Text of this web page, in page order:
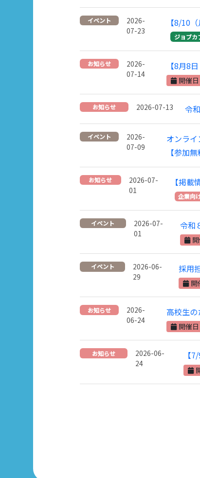
イベント
2026-
07-23
【8/10
ジョブカ
お知らせ
2026-
07-14
【8月8
開催
お知らせ 2026-07-13 令
イベント
2026-
07-09
オンラ
【参加無
お知らせ
2026-07-
01
【掲
企業向
イベント
2026-07-
01
令和
イベント
2026-06-
29
採用
開
お知らせ
2026-
06-24
高校生
開催
お知らせ
2026-06-
24
【